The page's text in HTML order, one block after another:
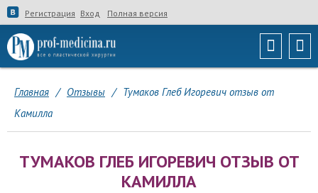
Регистрация Вход Полная версия
Главная / Отзывы / Тумаков Глеб Игоревич отзыв от
Камилла
ТУМАКОВ ГЛЕБ ИГОРЕВИЧ ОТЗЫВ ОТ
КАМИЛЛА